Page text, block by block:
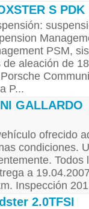
S PDK
PSM,
de aleación de
P...
GALLARDO
ofrecido
condiciones.
a
Inspección
2.0TFSI